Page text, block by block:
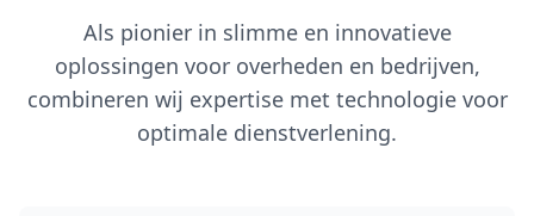
Als pionier in slimme en innovatieve
oplossingen voor overheden en bedrijven,
combineren wij expertise met technologie voor
optimale dienstverlening.